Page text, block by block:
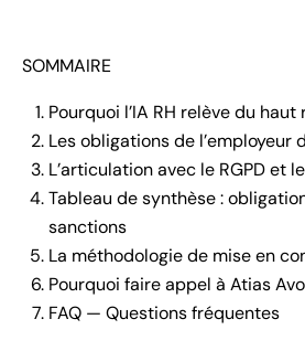
SOMMAIRE
Pourquoi l’IA RH relève du
Les obligations de l’employeur
L’articulation avec le RGPD et
Tableau de synthèse :
sanctions
La méthodologie de mise en
Pourquoi faire appel à Atias
FAQ — Questions fréquentes